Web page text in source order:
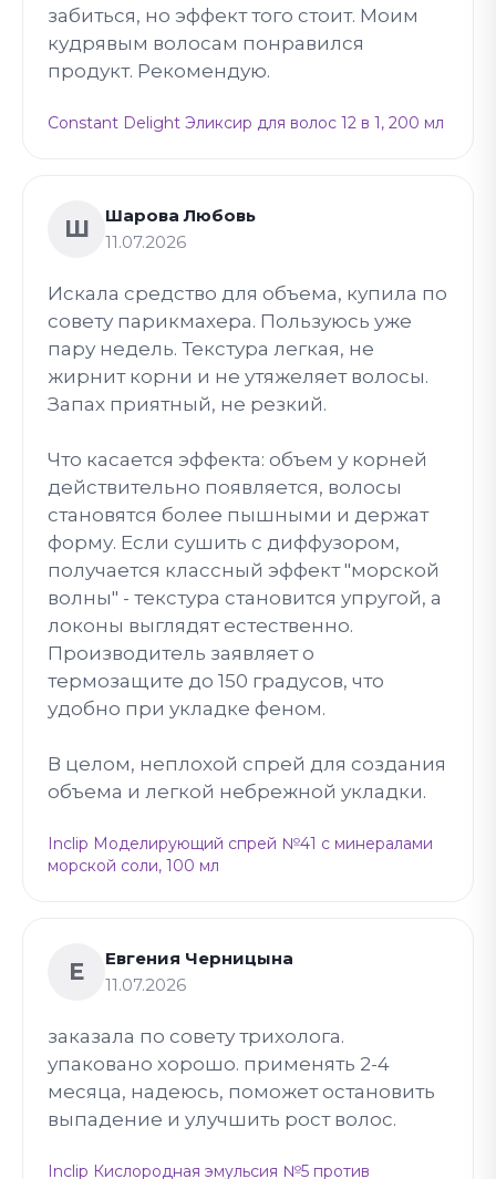
забиться, но эффект того стоит. Моим
кудрявым волосам понравился
продукт. Рекомендую.
Constant Delight Эликсир для волос 12 в 1, 200 мл
Ш
Шарова Любовь
11.07.2026
Искала средство для объема, купила по
совету парикмахера. Пользуюсь уже
пару недель. Текстура легкая, не
жирнит корни и не утяжеляет волосы.
Запах приятный, не резкий.
Что касается эффекта: объем у корней
действительно появляется, волосы
становятся более пышными и держат
форму. Если сушить с диффузором,
получается классный эффект "морской
волны" - текстура становится упругой, а
локоны выглядят естественно.
Производитель заявляет о
термозащите до 150 градусов, что
удобно при укладке феном.
В целом, неплохой спрей для создания
объема и легкой небрежной укладки.
Inclip Моделирующий спрей №41 с минералами
морской соли, 100 мл
Е
Евгения Черницына
11.07.2026
заказала по совету трихолога.
упаковано хорошо. применять 2-4
месяца, надеюсь, поможет остановить
выпадение и улучшить рост волос.
Inclip Кислородная эмульсия №5 против